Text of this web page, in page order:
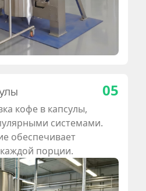
05
кофе в капсулы,
системами.
обеспечивает
порции.